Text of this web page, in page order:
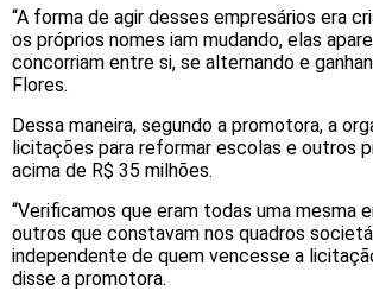
“A forma de agir desses empresários era
os próprios nomes iam mudando, elas
concorriam entre si, se alternando e
Flores.
Dessa maneira, segundo a promotora, a
licitações para reformar escolas e outros
acima de R$ 35 milhões.
“Verificamos que eram todas uma mesma
outros que constavam nos quadros
independente de quem vencesse a
disse a promotora.